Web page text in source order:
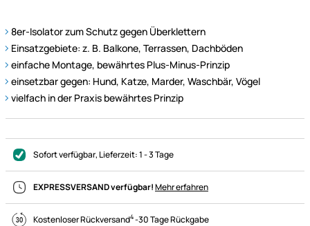
8er-Isolator zum Schutz gegen Überklettern
Einsatzgebiete: z. B. Balkone, Terrassen, Dachböden
einfache Montage, bewährtes Plus-Minus-Prinzip
einsetzbar gegen: Hund, Katze, Marder, Waschbär, Vögel
vielfach in der Praxis bewährtes Prinzip
Sofort verfügbar, Lieferzeit:1 - 3 Tage
EXPRESSVERSAND verfügbar!Mehr erfahren
Kostenloser Rückversand4-30 Tage Rückgabe